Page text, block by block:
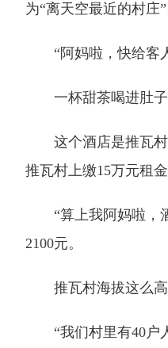
为“离天空最近的村庄”
“阿妈啦，快给客人
一杯甜茶喝进肚子
这个酒店是推瓦村
推瓦村上缴15万元租金
“算上我阿妈啦，酒
2100元。
推瓦村海拔这么高
“我们村里有40户人